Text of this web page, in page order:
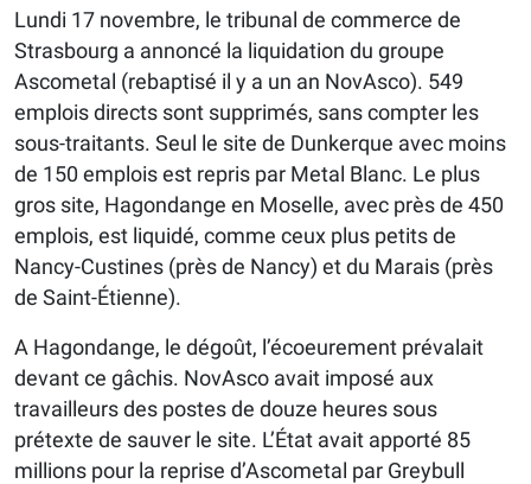
Lundi 17 novembre, le tribunal de commerce de
Strasbourg a annoncé la liquidation du groupe
Ascometal (rebaptisé il y a un an NovAsco). 549
emplois directs sont supprimés, sans compter les
sous-traitants. Seul le site de Dunkerque avec moins
de 150 emplois est repris par Metal Blanc. Le plus
gros site, Hagondange en Moselle, avec près de 450
emplois, est liquidé, comme ceux plus petits de
Nancy-Custines (près de Nancy) et du Marais (près
de Saint-Étienne).
A Hagondange, le dégoût, l’écoeurement prévalait
devant ce gâchis. NovAsco avait imposé aux
travailleurs des postes de douze heures sous
prétexte de sauver le site. L’État avait apporté 85
millions pour la reprise d’Ascometal par Greybull